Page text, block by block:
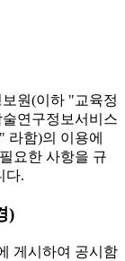
원(이하 "교육정
연구정보서비스
라함)의 이용에
요한 사항을 규
다.
)
게시하여 공시함